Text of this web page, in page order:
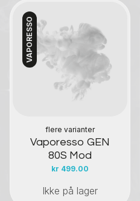
VAPORESSO
flere varianter
Vaporesso GEN
80S Mod
kr 499.00
Kontakt oss
Ikke på lager